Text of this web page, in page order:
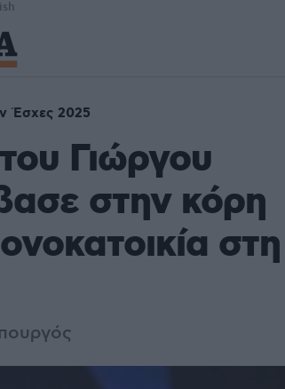
Έσχες 2025
Γιώργου
στην κόρη
στη